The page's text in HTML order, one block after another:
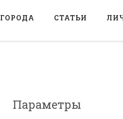
ГОРОДА СТАТЬИ
Параметры